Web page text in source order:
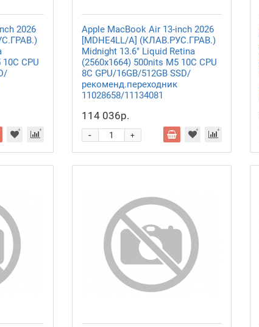
2026
CPU
Apple MacBook Air 13-inch 2026
[MDHE4LL/A] (КЛАВ.РУС.ГРАВ.)
Midnight 13.6" Liquid Retina
(2560x1664) 500nits M5 10C CPU
8C GPU/16GB/512GB SSD/
рекоменд.переходник
11028658/11134081
114 036р.
+
-